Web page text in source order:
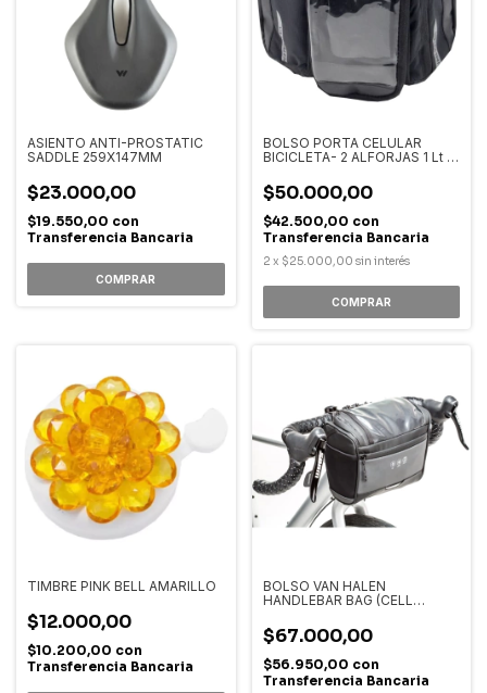
ASIENTO ANTI-PROSTATIC
SADDLE 259X147MM
$23.000,00
$19.550,00 con
Transferencia Bancaria
BOLSO PORTA CELULAR
BICICLETA- 2 ALFORJAS 1 Lt -
$50.000,00
$42.500,00 con
Transferencia Bancaria
2 x $25.000,00 sin interés
TIMBRE PINK BELL AMARILLO
$12.000,00
$10.200,00 con
Transferencia Bancaria
BOLSO VAN HALEN
HANDLEBAR BAG (CELL
$67.000,00
$56.950,00 con
Transferencia Bancaria